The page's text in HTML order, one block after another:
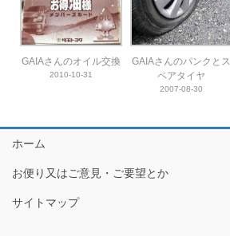
GAIAさんのオイル交換
2010-10-31
GAIAさんのパンクとス
ペアタイヤ
2007-08-30
ホーム
お便り又はご意見・ご要望とか
サイトマップ